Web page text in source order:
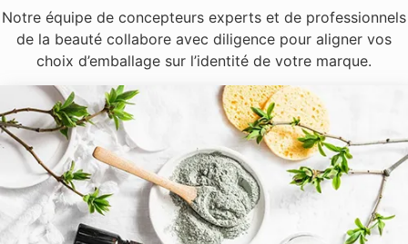
Notre équipe de concepteurs experts et de professionnels
de la beauté collabore avec diligence pour aligner vos
choix d’emballage sur l’identité de votre marque.